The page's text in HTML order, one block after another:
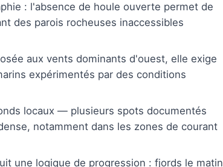
: l'absence de houle ouverte permet de
des parois rocheuses inaccessibles
aux vents dominants d'ouest, elle exige
expérimentés par des conditions
locaux — plusieurs spots documentés
notamment dans les zones de courant
une logique de progression : fjords le matin